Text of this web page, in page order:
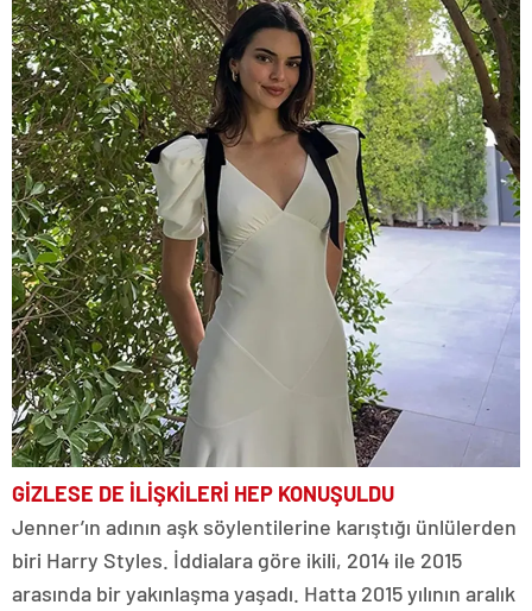
GİZLESE DE İLİŞKİLERİ HEP KONUŞULDU
Jenner’ın adının aşk söylentilerine karıştığı ünlülerden
biri Harry Styles. İddialara göre ikili, 2014 ile 2015
arasında bir yakınlaşma yaşadı. Hatta 2015 yılının aralık